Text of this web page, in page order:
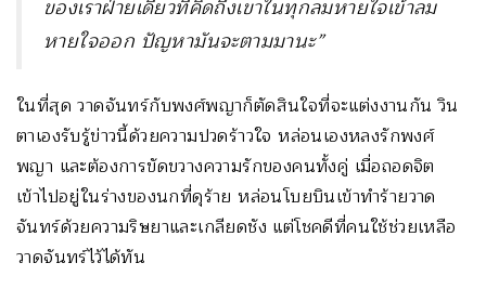
ของเราฝ่ายเดียวที่คิดถึงเขาในทุกลมหายใจเข้าลม
หายใจออก ปัญหามันจะตามมานะ”
ในที่สุด วาดจันทร์กับพงศ์พญาก็ตัดสินใจที่จะแต่งงานกัน วิน
ตาเองรับรู้ข่าวนี้ด้วยความปวดร้าวใจ หล่อนเองหลงรักพงศ์
พญา และต้องการขัดขวางความรักของคนทั้งคู่ เมื่อถอดจิต
เข้าไปอยู่ในร่างของนกที่ดุร้าย หล่อนโบยบินเข้าทำร้ายวาด
จันทร์ด้วยความริษยาและเกลียดชัง แต่โชคดีที่คนใช้ช่วยเหลือ
วาดจันทร์ไว้ได้ทัน